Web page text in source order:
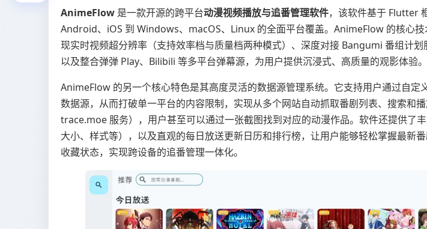
AnimeFlow 是一款开源的跨平台动漫视频播放与追番管理软件，该软件基于 Flutter
Android、iOS 到 Windows、macOS、Linux 的全面平台覆盖。AnimeFlow 的核心
现实时视频超分辨率（支持效率档与质量档两种模式）、深度对接 Bangumi 番组计划
以及整合弹弹 Play、Bilibili 等多平台弹幕源，为用户提供沉浸式、高质量的观影体验。
AnimeFlow 的另一个核心特色是其高度灵活的数据源管理系统。它支持用户通过自定
数据源，从而打破单一平台的内容限制，实现从多个网站自动抓取番剧列表、搜索和
trace.moe 服务），用户甚至可以通过一张截图找到对应的动漫作品。软件还提供了丰
大小、样式等），以及直观的每日放送更新日历和排行榜，让用户能够轻松掌握最新
收藏状态，实现跨设备的追番管理一体化。